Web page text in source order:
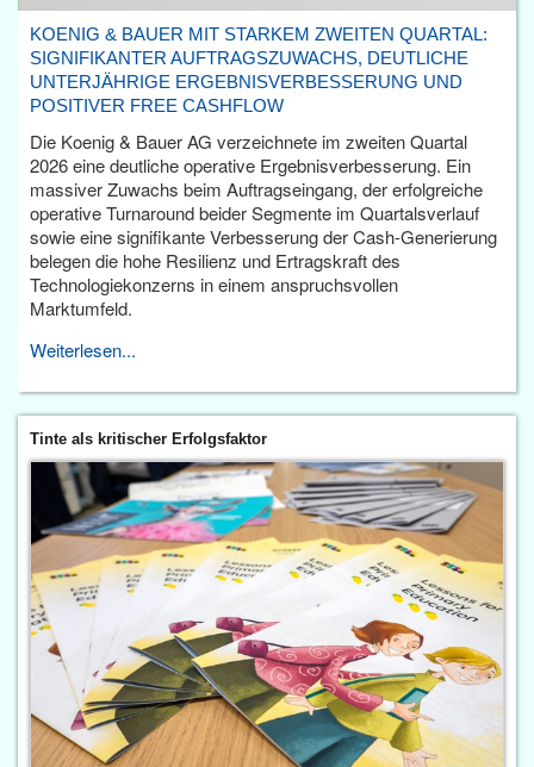
KOENIG & BAUER MIT STARKEM ZWEITEN QUARTAL:
SIGNIFIKANTER AUFTRAGSZUWACHS, DEUTLICHE
UNTERJÄHRIGE ERGEBNISVERBESSERUNG UND
POSITIVER FREE CASHFLOW
Die Koenig & Bauer AG verzeichnete im zweiten Quartal
2026 eine deutliche operative Ergebnisverbesserung. Ein
massiver Zuwachs beim Auftragseingang, der erfolgreiche
operative Turnaround beider Segmente im Quartalsverlauf
sowie eine signifikante Verbesserung der Cash-Generierung
belegen die hohe Resilienz und Ertragskraft des
Technologiekonzerns in einem anspruchsvollen
Marktumfeld.
Weiterlesen...
Tinte als kritischer Erfolgsfaktor